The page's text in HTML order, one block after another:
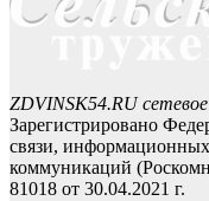
ZDVINSK54.RU сетевое
Зарегистрировано
связи,
коммуникаций
81018 от 30.04.2021 г.